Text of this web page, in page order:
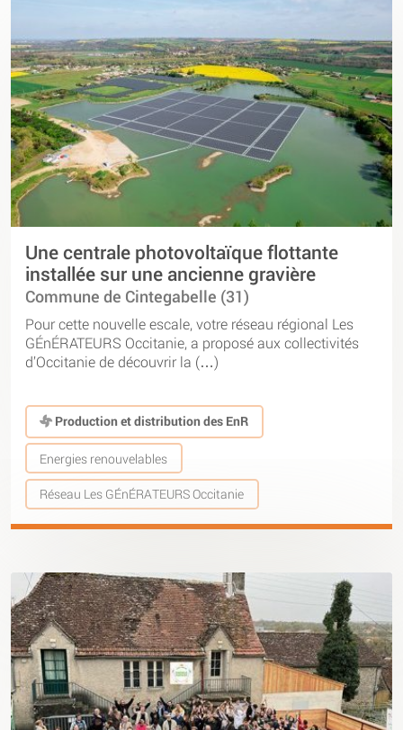
Une centrale photovoltaïque flottante
installée sur une ancienne gravière
Commune de Cintegabelle (31)
Pour cette nouvelle escale, votre réseau régional Les
GÉnÉRATEURS Occitanie, a proposé aux collectivités
d’Occitanie de découvrir la (…)
Production et distribution des EnR
Energies renouvelables
Réseau Les GÉnÉRATEURS Occitanie